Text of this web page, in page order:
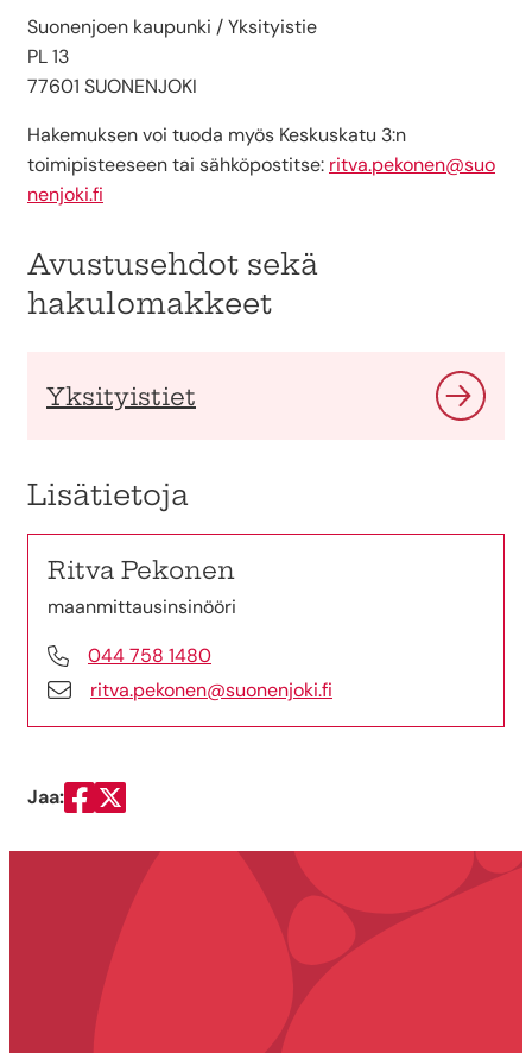
Suonenjoen kaupunki / Yksityistie
PL 13
77601 SUONENJOKI
Hakemuksen voi tuoda myös Keskuskatu 3:n
toimipisteeseen tai sähköpostitse: ritva.pekonen@suo
nenjoki.fi
Avustusehdot sekä
hakulomakkeet
Yksityistiet
Lisätietoja
Ritva Pekonen
maanmittausinsinööri
044 758 1480
ritva.pekonen@suonenjoki.fi
Jaa:
Jaa Facebookissa
Jaa Twitterissä